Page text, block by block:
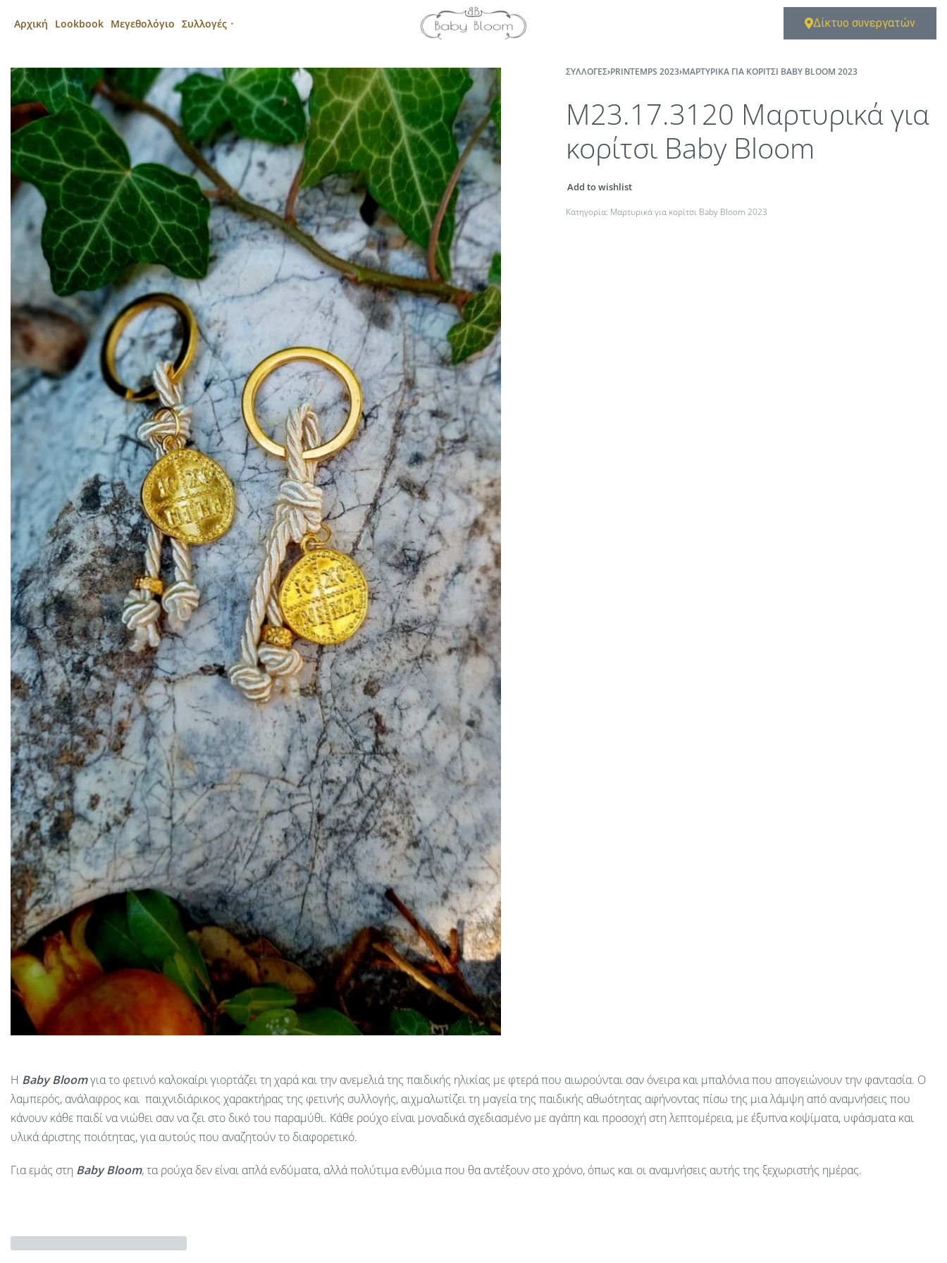
Αρχική Lookbook Μεγεθολόγιο Συλλογές Δίκτυο συνεργατών
ΣΥΛΛΟΓΈΣ›PRINTEMPS 2023›ΜΑΡΤΥΡΙΚΆ ΓΙΑ ΚΟΡΊΤΣΙ BABY BLOOM 2023
M23.17.3120 Μαρτυρικά για
κορίτσι Baby Bloom
Add to wishlist
Κατηγορία: Μαρτυρικά για κορίτσι Baby Bloom 2023
Η Baby Bloomγια το φετινό καλοκαίρι γιορτάζει τη χαρά και την ανεμελιά της παιδικής ηλικίας με φτερά που αιωρούνται σαν όνειρα και μπαλόνια που απογειώνουν την φαντασία. Ο
λαμπερός, ανάλαφρος και παιχνιδιάρικος χαρακτήρας της φετινής συλλογής, αιχμαλωτίζει τη μαγεία της παιδικής αθωότητας αφήνοντας πίσω της μια λάμψη από αναμνήσεις που
κάνουν κάθε παιδί να νιώθει σαν να ζει στο δικό του παραμύθι. Κάθε ρούχο είναι μοναδικά σχεδιασμένο με αγάπη και προσοχή στη λεπτομέρεια, με έξυπνα κοψίματα, υφάσματα και
υλικά άριστης ποιότητας, για αυτούς που αναζητούν το διαφορετικό.
Για εμάς στη Baby Bloom, τα ρούχα δεν είναι απλά ενδύματα, αλλά πολύτιμα ενθύμια που θα αντέξουν στο χρόνο, όπως και οι αναμνήσεις αυτής της ξεχωριστής ημέρας.